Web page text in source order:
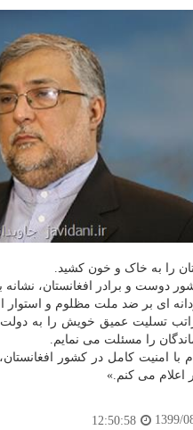
را به خاک و خون کشید.
و برادر افغانستان، نشانه
ای بر ضد ملت مظلوم و استوار
تسلیت عمیق خویش را به
را مسئلت می نمایم.
با امنیت کامل در کشور
اعلام می کنم.»
1399/
12:50:58